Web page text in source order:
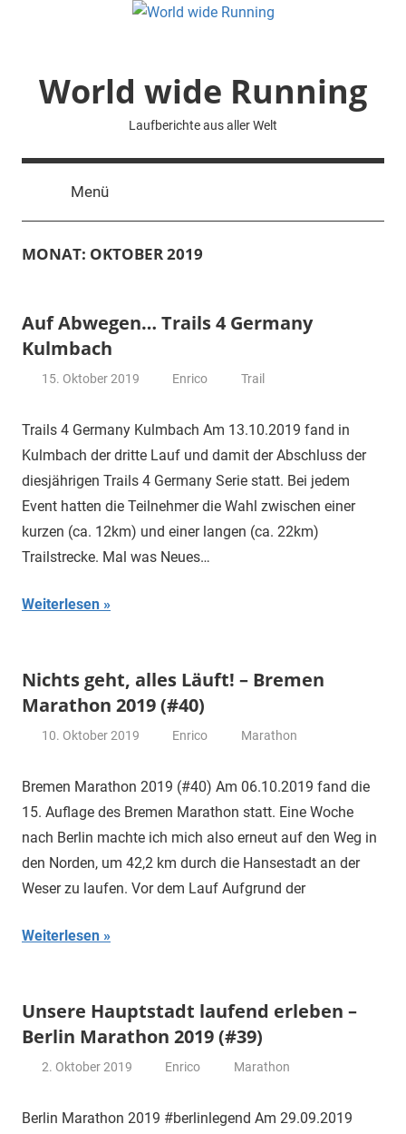
World wide Running
Laufberichte aus aller Welt
Menü
MONAT: OKTOBER 2019
Auf Abwegen… Trails 4 Germany
Kulmbach
15. Oktober 2019 Enrico Trail
Trails 4 Germany Kulmbach Am 13.10.2019 fand in
Kulmbach der dritte Lauf und damit der Abschluss der
diesjährigen Trails 4 Germany Serie statt. Bei jedem
Event hatten die Teilnehmer die Wahl zwischen einer
kurzen (ca. 12km) und einer langen (ca. 22km)
Trailstrecke. Mal was Neues…
Weiterlesen
Nichts geht, alles Läuft! – Bremen
Marathon 2019 (#40)
10. Oktober 2019 Enrico Marathon
Bremen Marathon 2019 (#40) Am 06.10.2019 fand die
15. Auflage des Bremen Marathon statt. Eine Woche
nach Berlin machte ich mich also erneut auf den Weg in
den Norden, um 42,2 km durch die Hansestadt an der
Weser zu laufen. Vor dem Lauf Aufgrund der
Weiterlesen
Unsere Hauptstadt laufend erleben –
Berlin Marathon 2019 (#39)
2. Oktober 2019 Enrico Marathon
Berlin Marathon 2019 #berlinlegend Am 29.09.2019